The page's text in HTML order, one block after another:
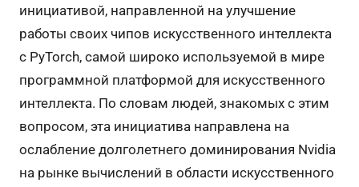
инициативой, направленной на улучшение
работы своих чипов искусственного интеллекта
с PyTorch, самой широко используемой в мире
программной платформой для искусственного
интеллекта. По словам людей, знакомых с этим
вопросом, эта инициатива направлена на
ослабление долголетнего доминирования Nvidia
на рынке вычислений в области искусственного